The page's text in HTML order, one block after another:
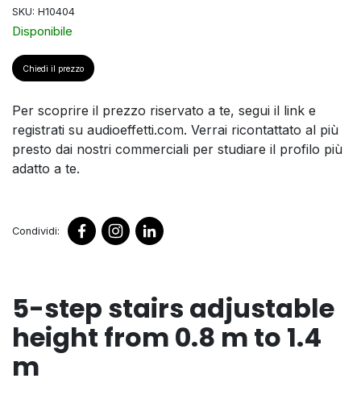
SKU: H10404
Disponibile
Chiedi il prezzo
Per scoprire il prezzo riservato a te, segui il link e
registrati su audioeffetti.com. Verrai ricontattato al più
presto dai nostri commerciali per studiare il profilo più
adatto a te.
Condividi:
5-step stairs adjustable
height from 0.8 m to 1.4
m